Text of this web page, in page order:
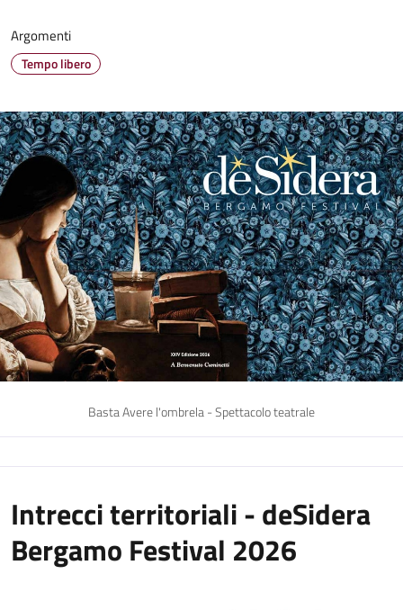
Argomenti
Tempo libero
Basta Avere l'ombrela - Spettacolo teatrale
Intrecci territoriali - deSidera
Bergamo Festival 2026